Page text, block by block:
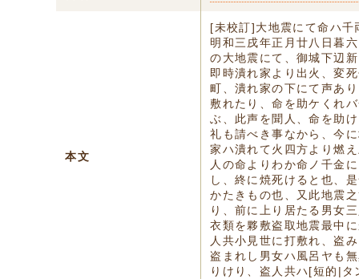
本文
[未校訂]大地震にて命ハ千
明和三戌年正月廿八日暮
の大地震にて、御城下辺
即時潰れ家より出火、変
町、潰れ家の下にて声あ
敷れたり、命を助ケくれ
ぶ、此声を聞人、命を助
礼も請べき事なから、今
家ハ潰れて火四方より燃
人の命よりわか命ノ千金
し、終に焼死けると也、
かたきもの也、又此地震
り、前に上り居たる男女
衣類を夥敷盗取地震最中
人共小見世に打敷れ、盗
盗まれし男女ハ風呂ヤも
りけり、盗人共ハ[短的|